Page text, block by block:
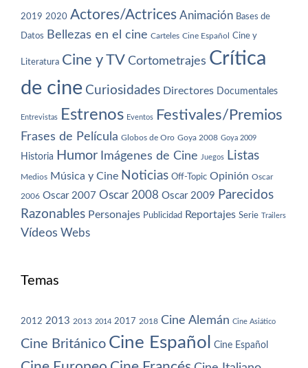
2019 2020 Actores/Actrices Animación Bases de
Datos Bellezas en el cine Carteles Cine Español Cine y
Literatura Cine y TV Cortometrajes Crítica
de cine Curiosidades Directores Documentales
Entrevistas Estrenos Eventos Festivales/Premios
Frases de Película Globos de Oro Goya 2008 Goya 2009
Historia Humor Imágenes de Cine Juegos Listas
Medios Música y Cine Noticias Off-Topic Opinión Oscar
2006 Oscar 2007 Oscar 2008 Oscar 2009 Parecidos
Razonables Personajes Publicidad Reportajes Serie Trailers
Vídeos Webs
Temas
2012 2013 2013 2014 2017 2018 Cine Alemán Cine Asiático
Cine Británico Cine Español Cine Español